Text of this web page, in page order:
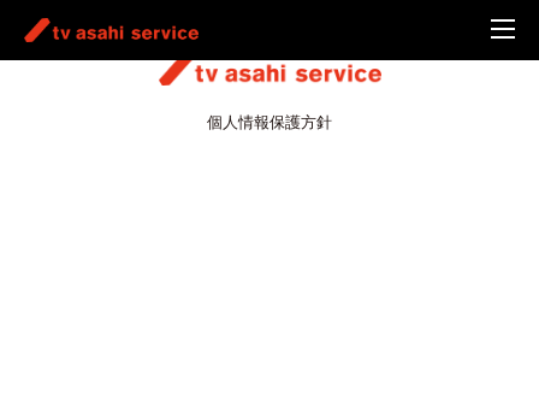
個人情報保護方針